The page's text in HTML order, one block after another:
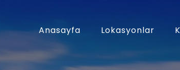
Anasayfa Lokasyonlar